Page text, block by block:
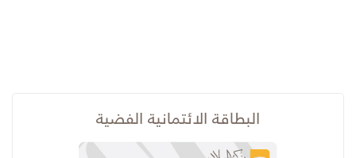
البطاقة الائتمانية الفضية